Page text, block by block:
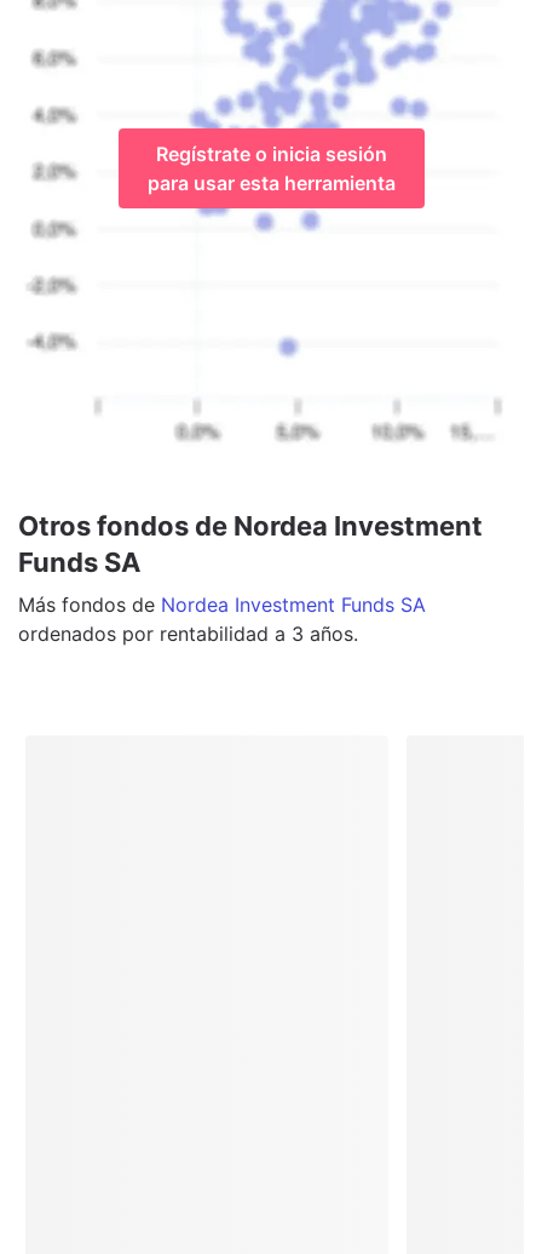
Regístrate o inicia sesión
para usar esta herramienta
Otros fondos de Nordea Investment
Funds SA
Más fondos de Nordea Investment Funds SA
ordenados por rentabilidad a 3 años.